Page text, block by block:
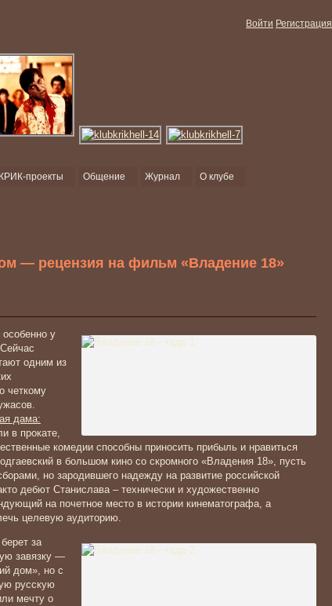
Войти Регистрация
КРИК-проекты Общение Журнал О клубе
— рецензия на фильм «Владение 18»
у
одним из
четкому
дама:
в прокате,
комедии способны приносить прибыль и нравиться
в большом кино со скромного «Владения 18», пусть
но зародившего надежду на развитие российской
дебют Станислава – технически и художественно
на почетное место в истории кинематографа, а
целевую аудиторию.
за
завязку —
дом», но с
русскую
мечту о